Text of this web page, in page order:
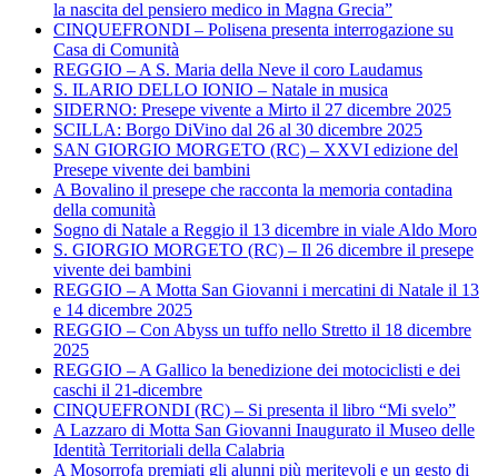
la nascita del pensiero medico in Magna Grecia”
CINQUEFRONDI – Polisena presenta interrogazione su
Casa di Comunità
REGGIO – A S. Maria della Neve il coro Laudamus
S. ILARIO DELLO IONIO – Natale in musica
SIDERNO: Presepe vivente a Mirto il 27 dicembre 2025
SCILLA: Borgo DiVino dal 26 al 30 dicembre 2025
SAN GIORGIO MORGETO (RC) – XXVI edizione del
Presepe vivente dei bambini
A Bovalino il presepe che racconta la memoria contadina
della comunità
Sogno di Natale a Reggio il 13 dicembre in viale Aldo Moro
S. GIORGIO MORGETO (RC) – Il 26 dicembre il presepe
vivente dei bambini
REGGIO – A Motta San Giovanni i mercatini di Natale il 13
e 14 dicembre 2025
REGGIO – Con Abyss un tuffo nello Stretto il 18 dicembre
2025
REGGIO – A Gallico la benedizione dei motociclisti e dei
caschi il 21-dicembre
CINQUEFRONDI (RC) – Si presenta il libro “Mi svelo”
A Lazzaro di Motta San Giovanni Inaugurato il Museo delle
Identità Territoriali della Calabria
A Mosorrofa premiati gli alunni più meritevoli e un gesto di